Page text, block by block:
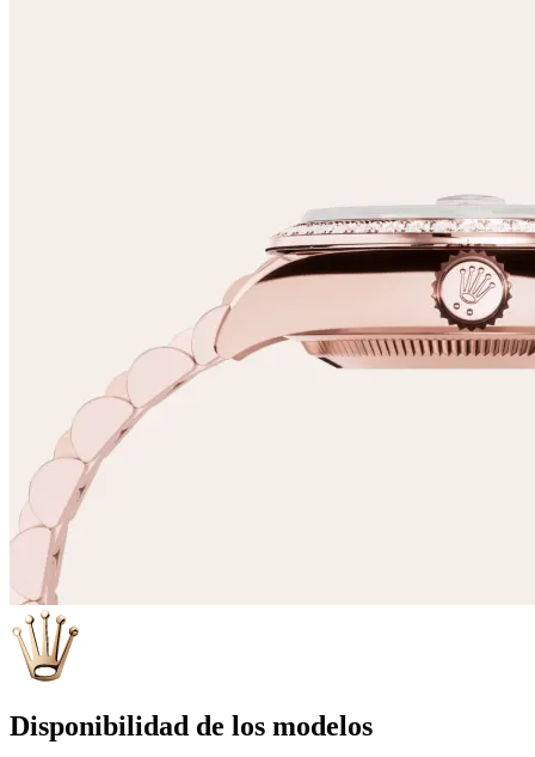
Disponibilidad de los modelos